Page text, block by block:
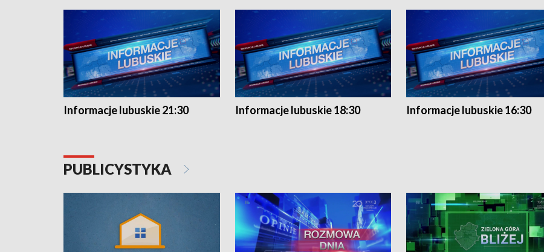
Informacje lubuskie 21:30 Informacje lubuskie 18:30 Informacje lubuskie 16:30
PUBLICYSTYKA